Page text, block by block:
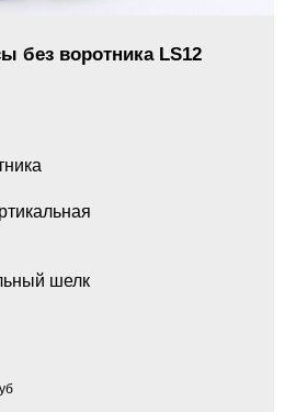
без воротника LS12
шелк